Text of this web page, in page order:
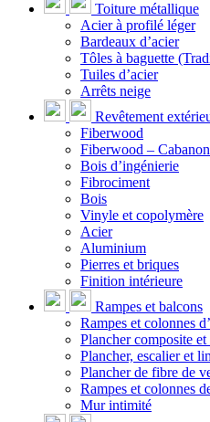
Toiture métallique
Acier à profilé léger
Bardeaux d’acier
Tôles à baguette
Tuiles d’acier
Arrêts neige
Revêtement
Fiberwood
Fiberwood – Cabanon
Bois d’ingénierie
Fibrociment
Bois
Vinyle et copolymère
Acier
Aluminium
Pierres et briques
Finition intérieure
Rampes et balcons
Rampes et colonnes
Plancher composite
Plancher, escalier et
Plancher de fibre de
Rampes et colonnes
Mur intimité